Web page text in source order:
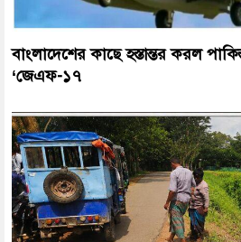
বাংলাদেশের কাছে হস্তান্তর করল
‘জেএফ-১৭